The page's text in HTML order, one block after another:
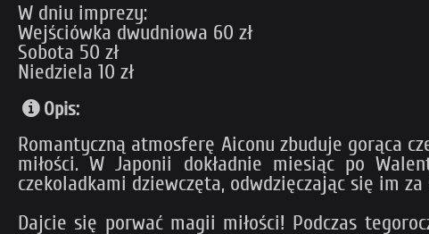
W dniu imprezy:
Wejściówka dwudniowa 60 zł
Sobota 50 zł
Niedziela 10 zł
Opis:
Romantyczną atmosferę Aiconu zbuduje gorąca
miłości. W Japonii dokładnie miesiąc po
czekoladkami dziewczęta, odwdzięczając się im
Dajcie się porwać magii miłości! Podczas